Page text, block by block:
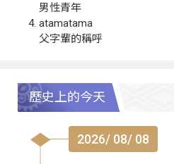
男性青年
atamatama
父字輩的稱呼
歷史上的今天
2026/ 08/ 08